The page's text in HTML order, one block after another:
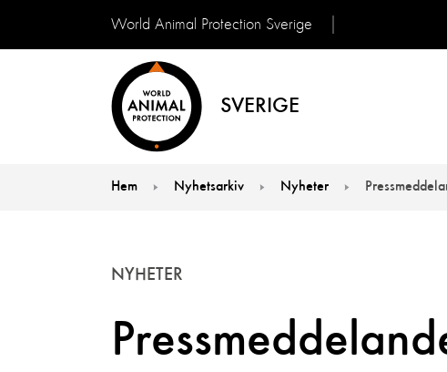
World Animal Protection Sverige
SVERIGE
Hem Nyhetsarkiv Nyheter
NYHETER